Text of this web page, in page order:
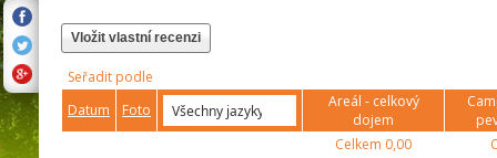
Vložit vlastní recenzi
Seřadit podle
Datum
Foto
Areál - celkový
dojem
Celkem 0,00